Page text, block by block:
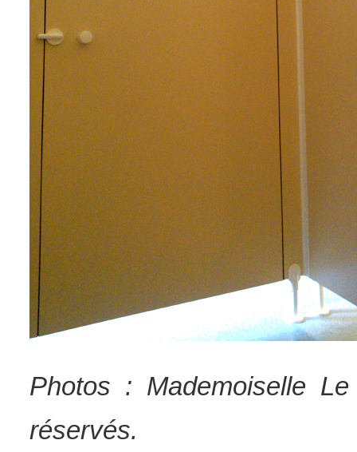
Photos : Mademoiselle
réservés.